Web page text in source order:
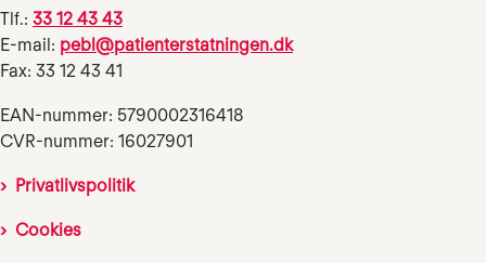
Tlf.: 33 12 43 43
E-mail: pebl@patienterstatningen.dk
Fax: 33 12 43 41
EAN-nummer: 5790002316418
CVR-nummer: 16027901
Privatlivspolitik
Cookies